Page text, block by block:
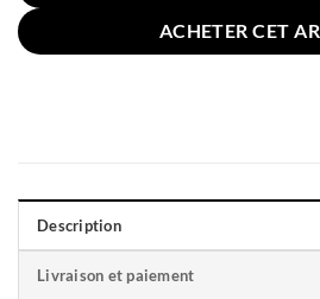
ACHETER CET
Description
Livraison et paiement